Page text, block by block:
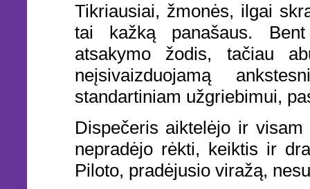
Tikriausiai, žmonės, ilgai
tai kažką panašaus.
atsakymo žodis, tačiau
neįsivaizduojamą
standartiniam užgriebimui,
Dispečeris aiktelėjo ir
nepradėjo rėkti, keiktis ir
Piloto, pradėjusio viražą,